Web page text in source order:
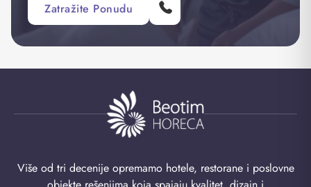
Zatražite Ponudu
Više od tri decenije opremamo hotele, restorane i poslovne